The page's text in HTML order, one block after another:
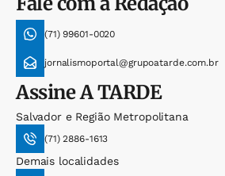
(71) 99601-0020
jornalismoportal@grupoatarde.com.br
AssineA TARDE
Salvador e Região Metropolitana
(71) 2886-1613
Demais localidades